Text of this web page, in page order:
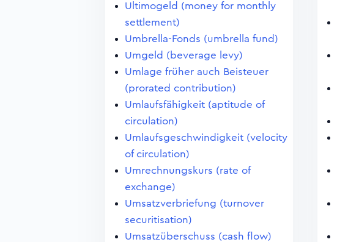
Ultimogeld (money for monthly
settlement)
Umbrella-Fonds (umbrella fund)
Umgeld (beverage levy)
Umlage früher auch Beisteuer
(prorated contribution)
Umlaufsfähigkeit (aptitude of
circulation)
Umlaufsgeschwindigkeit (velocity
of circulation)
Umrechnungskurs (rate of
exchange)
Umsatzverbriefung (turnover
securitisation)
Umsatzüberschuss (cash flow)